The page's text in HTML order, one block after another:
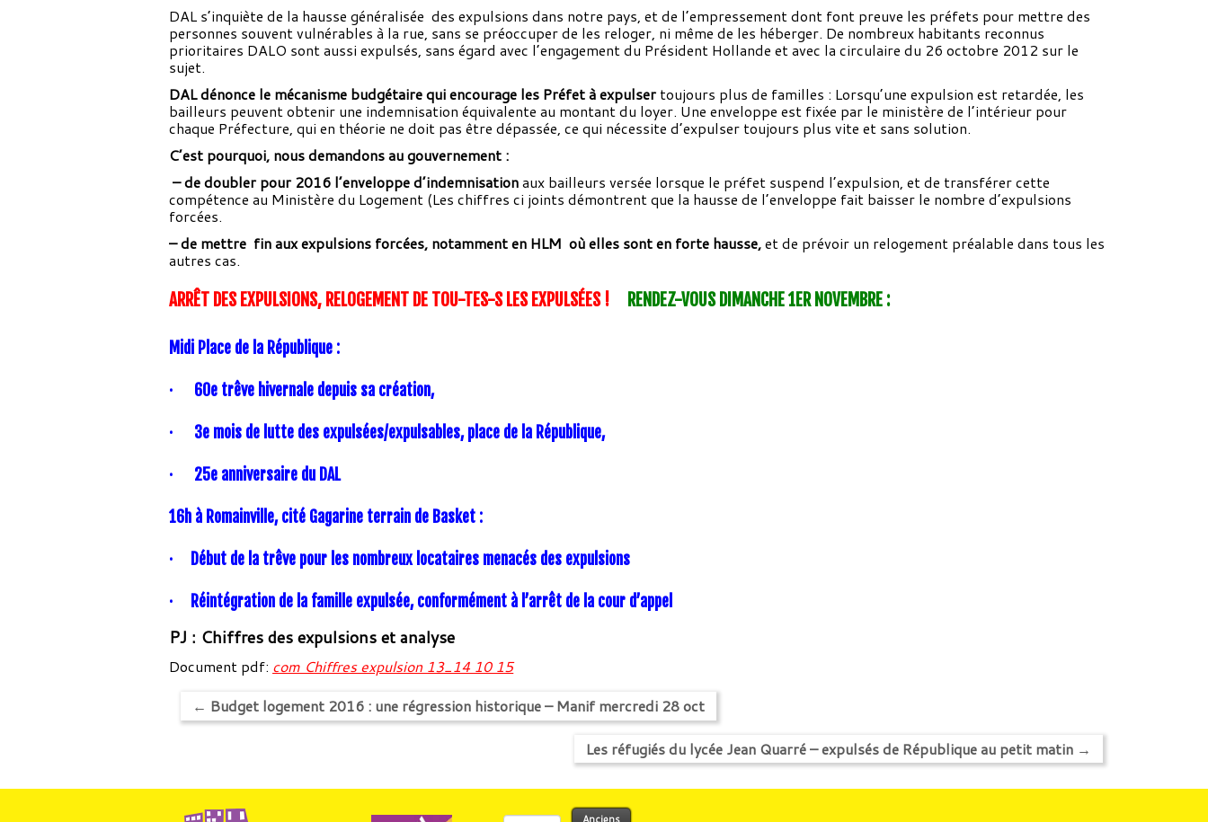
DAL s’inquiète de la hausse généralisée des expulsions dans notre pays, et de l’empressement dont font preuve les préfets pour mettre des
personnes souvent vulnérables à la rue, sans se préoccuper de les reloger, ni même de les héberger. De nombreux habitants reconnus
prioritaires DALO sont aussi expulsés, sans égard avec l’engagement du Président Hollande et avec la circulaire du 26 octobre 2012 sur le
sujet.
DAL dénonce le mécanisme budgétaire qui encourage les Préfet à expulser toujours plus de familles : Lorsqu’une expulsion est retardée, les
bailleurs peuvent obtenir une indemnisation équivalente au montant du loyer. Une enveloppe est fixée par le ministère de l’intérieur pour
chaque Préfecture, qui en théorie ne doit pas être dépassée, ce qui nécessite d’expulser toujours plus vite et sans solution.
C’est pourquoi, nous demandons au gouvernement :
– de doubler pour 2016 l’enveloppe d’indemnisationaux bailleurs versée lorsque le préfet suspend l’expulsion, et de transférer cette
compétence au Ministère du Logement (Les chiffres ci joints démontrent que la hausse de l’enveloppe fait baisser le nombre d’expulsions
forcées.
– de mettre fin aux expulsions forcées, notamment en HLM où elles sont en forte hausse,et de prévoir un relogement préalable dans tous les
autres cas.
ARRÊT DES EXPULSIONS, RELOGEMENT DE TOU-TES-S LES EXPULSÉES ! RENDEZ-VOUS DIMANCHE 1ER NOVEMBRE :
Midi Place de la République :
· 60e trêve hivernale depuis sa création,
· 3e mois de lutte des expulsées/expulsables, place de la République,
· 25e anniversaire du DAL
16h à Romainville, cité Gagarine terrain de Basket :
· Début de la trêve pour les nombreux locataires menacés des expulsions
· Réintégration de la famille expulsée, conformément à l’arrêt de la cour d’appel
PJ : Chiffres des expulsions et analyse
Document pdf: com Chiffres expulsion 13_14 10 15
← Budget logement 2016 : une régression historique – Manif mercredi 28 oct
Les réfugiés du lycée Jean Quarré – expulsés de République au petit matin →
Rechercher :